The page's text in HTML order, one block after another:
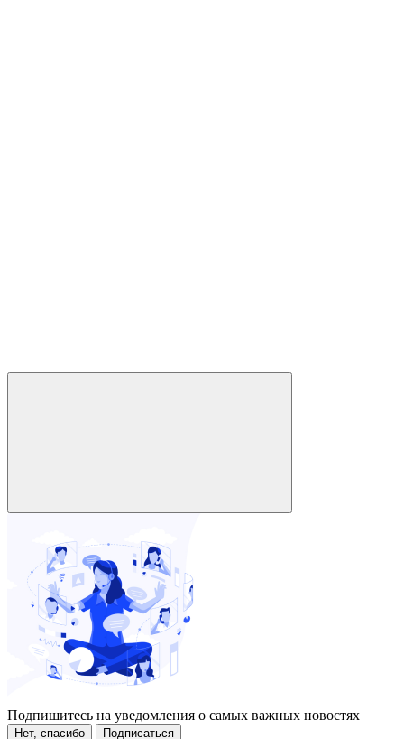
Подпишитесь на уведомления о самых важных новостях
Нет, спасибо Подписаться